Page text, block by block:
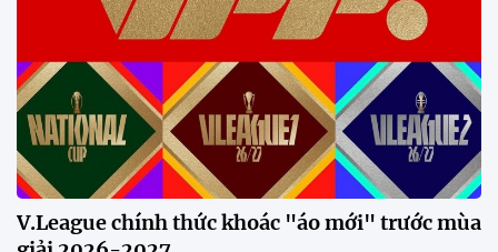
Phóng viên Singapore bất ngờ
sao nhập tịch tuyển Việt Nam
20:19 29/07/2026
Đội tuyển Việt Nam chạm trán
Thái Lan tại Division 1 FIFA
ASEAN Cup 2026